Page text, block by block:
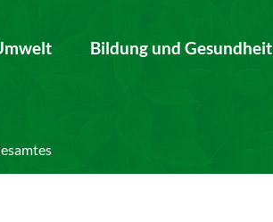
Bildung und Gesundheit